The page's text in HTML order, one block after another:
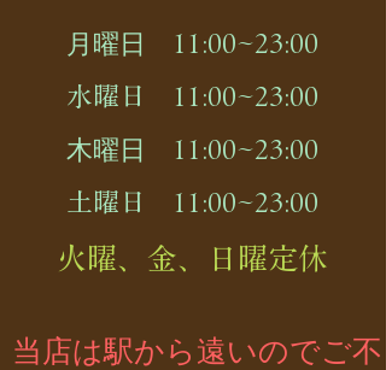
月曜日
11:00~23:00
水曜日 11:00~23:00
木曜日
11:00~23:00
土曜日 11:00~23:00
火曜、金、日曜定休
当店は駅から遠いのでご不